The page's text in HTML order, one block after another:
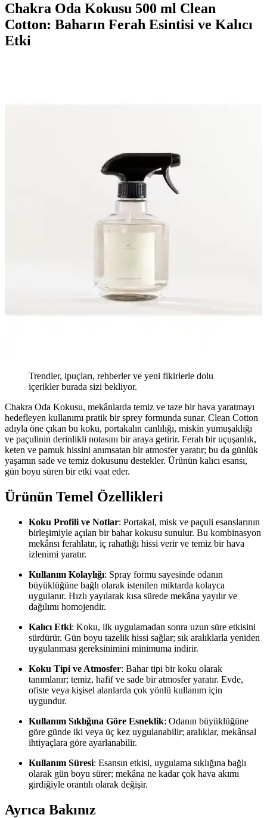
Chakra Oda Kokusu 500 ml Clean
Cotton: Baharın Ferah Esintisi ve Kalıcı
Etki
Trendler, ipuçları, rehberler ve yeni fikirlerle dolu
içerikler burada sizi bekliyor.
Chakra Oda Kokusu, mekânlarda temiz ve taze bir hava yaratmayı
hedefleyen kullanımı pratik bir sprey formunda sunar. Clean Cotton
adıyla öne çıkan bu koku, portakalın canlılığı, miskin yumuşaklığı
ve paçulinin derinlikli notasını bir araya getirir. Ferah bir uçuşanlık,
keten ve pamuk hissini anımsatan bir atmosfer yaratır; bu da günlük
yaşamın sade ve temiz dokusunu destekler. Ürünün kalıcı esansı,
gün boyu süren bir etki vaat eder.
Ürünün Temel Özellikleri
Koku Profili ve Notlar: Portakal, misk ve paçuli esanslarının
birleşimiyle açılan bir bahar kokusu sunulur. Bu kombinasyon
mekânsı ferahlatır, iç rahatlığı hissi verir ve temiz bir hava
izlenimi yaratır.
Kullanım Kolaylığı: Spray formu sayesinde odanın
büyüklüğüne bağlı olarak istenilen miktarda kolayca
uygulanır. Hızlı yayılarak kısa sürede mekâna yayılır ve
dağılımı homojendir.
Kalıcı Etki: Koku, ilk uygulamadan sonra uzun süre etkisini
sürdürür. Gün boyu tazelik hissi sağlar; sık aralıklarla yeniden
uygulanması gereksinimini minimuma indirir.
Koku Tipi ve Atmosfer: Bahar tipi bir koku olarak
tanımlanır; temiz, hafif ve sade bir atmosfer yaratır. Evde,
ofiste veya kişisel alanlarda çok yönlü kullanım için
uygundur.
Kullanım Sıklığına Göre Esneklik: Odanın büyüklüğüne
göre günde iki veya üç kez uygulanabilir; aralıklar, mekânsal
ihtiyaçlara göre ayarlanabilir.
Kullanım Süresi: Esansın etkisi, uygulama sıklığına bağlı
olarak gün boyu sürer; mekâna ne kadar çok hava akımı
girdiğiyle orantılı olarak değişir.
Ayrıca Bakınız